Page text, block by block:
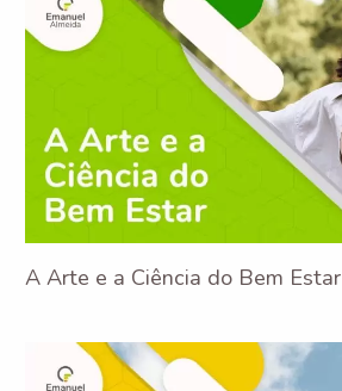
A Arte e a Ciência do Bem Estar